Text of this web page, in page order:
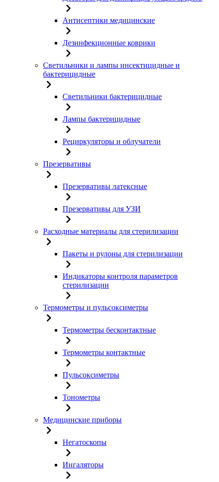
Антисептики медицинские
Дезинфекционные коврики
Светильники и лампы инсектицидные и
бактерицидные
Светильники бактерицидные
Лампы бактерицидные
Рециркуляторы и облучатели
Презервативы
Презервативы латексные
Презервативы для УЗИ
Расходные материалы для стерилизации
Пакеты и рулоны для стерилизации
Индикаторы контроля параметров
стерилизации
Термометры и пульсоксиметры
Термометры бесконтактные
Термометры контактные
Пульсоксиметры
Тонометры
Медицинские приборы
Негатоскопы
Ингаляторы